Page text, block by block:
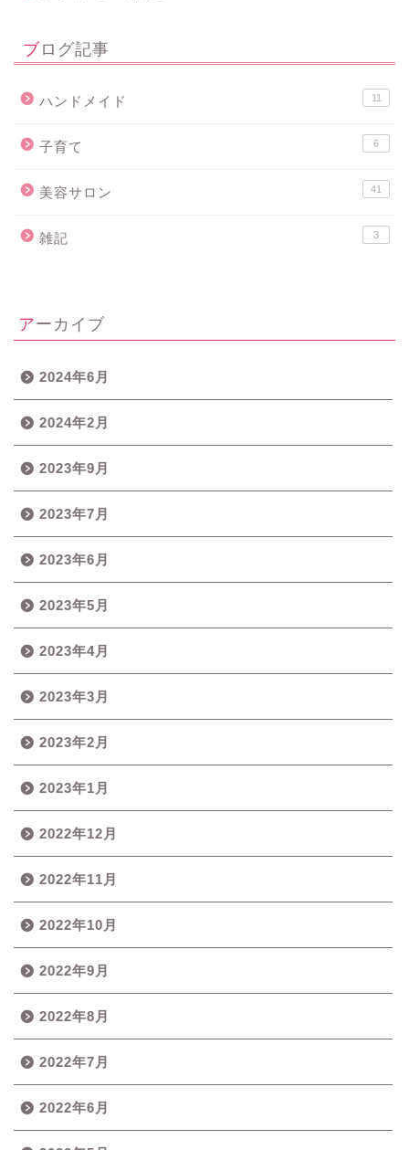
ブログ記事
ハンドメイド 11
子育て 6
美容サロン 41
雑記 3
アーカイブ
2024年6月
2024年2月
2023年9月
2023年7月
2023年6月
2023年5月
2023年4月
2023年3月
2023年2月
2023年1月
2022年12月
2022年11月
2022年10月
2022年9月
2022年8月
2022年7月
2022年6月